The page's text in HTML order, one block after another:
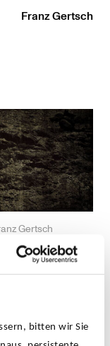
bitten wir Sie
Franz Gertsch
Gertsch
(geb. 1930)
und wandte